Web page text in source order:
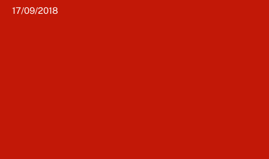
17/09/2018